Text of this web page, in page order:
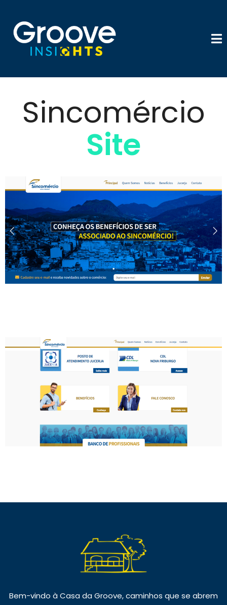
Sincomércio
Site
Bem-vindo à Casa da Groove, caminhos que se abrem